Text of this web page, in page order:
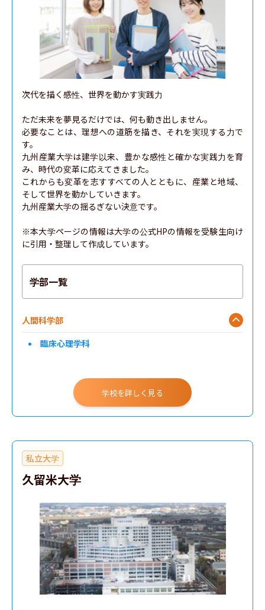
次代を描く感性、世界を動かす実践力
ただ未来を夢見るだけでは、何も動き出しません。
必要なことは、理想への道筋を描き、それを実現する力で
す。
九州産業大学は建学以来、豊かな感性と確かな実践力を育
み、時代の変革に応えてきました。
これからも変革を志すすべての人とともに、産業と地域、
そして世界を動かしていきます。
九州産業大学の揺るぎない決意です。
※本大学ページの情報は大学の公式HPの情報を受験生向け
に引用・整理して作成しています。
学部一覧
人間科学部
臨床心理学科
学校を詳しく見る
私立大学
久留米大学